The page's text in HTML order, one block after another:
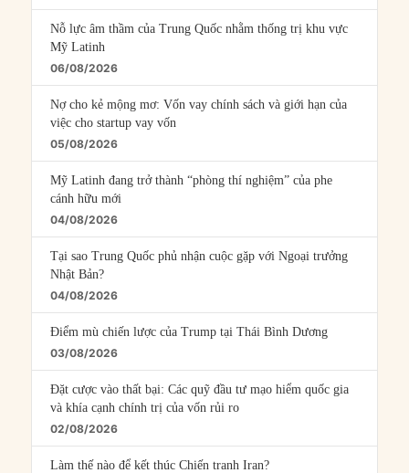
Nỗ lực âm thầm của Trung Quốc nhằm thống trị khu vực
Mỹ Latinh
06/08/2026
Nợ cho kẻ mộng mơ: Vốn vay chính sách và giới hạn của
việc cho startup vay vốn
05/08/2026
Mỹ Latinh đang trở thành “phòng thí nghiệm” của phe
cánh hữu mới
04/08/2026
Tại sao Trung Quốc phủ nhận cuộc gặp với Ngoại trưởng
Nhật Bản?
04/08/2026
Điểm mù chiến lược của Trump tại Thái Bình Dương
03/08/2026
Đặt cược vào thất bại: Các quỹ đầu tư mạo hiểm quốc gia
và khía cạnh chính trị của vốn rủi ro
02/08/2026
Làm thế nào để kết thúc Chiến tranh Iran?